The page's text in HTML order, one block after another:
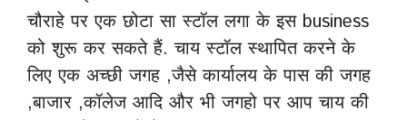
चौराहे पर एक छोटा सा स्टॉल लगा के इस business
को शुरू कर सकते हैं. चाय स्टॉल स्थापित करने के
लिए एक अच्छी जगह ,जैसे कार्यालय के पास की जगह
,बाजार ,कॉलेज आदि और भी जगहो पर आप चाय की